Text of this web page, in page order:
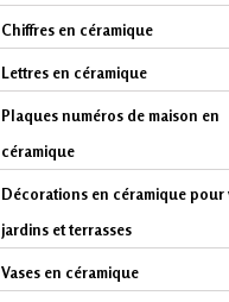
Chiffres en céramique
Lettres en céramique
Plaques numéros de maison en
céramique
Décorations en céramique pour
jardins et terrasses
Vases en céramique